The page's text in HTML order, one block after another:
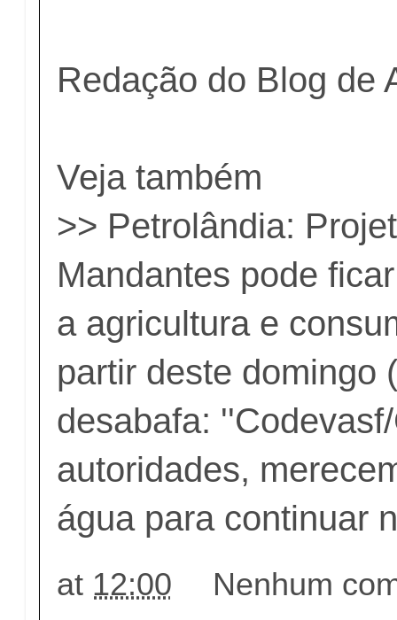
Redação do Blog de
Veja também
>> Petrolândia:
Mandantes pode
a agricultura e
partir deste domingo
desabafa:
autoridades,
água para continuar
at 12:00 Nenhum